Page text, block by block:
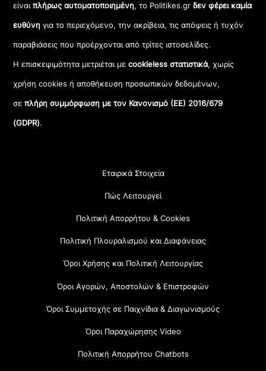
είναιπλήρως αυτοματοποιημένη, το Politikes.grδεν φέρει καμία
ευθύνη για το περιεχόμενο, την ακρίβεια, τις απόψεις ή τυχόν
παραβιάσεις που προέρχονται από τρίτες ιστοσελίδες.
Η επισκεψιμότητα μετριέται μεcookieless στατιστικά, χωρίς
χρήση cookies ή αποθήκευση προσωπικών δεδομένων,
σεπλήρη συμμόρφωση με τον Κανονισμό (ΕΕ) 2016/679
(GDPR).
Εταιρικά Στοιχεία
Πώς Λειτουργεί
Πολιτική Απορρήτου & Cookies
Πολιτική Πλουραλισμού και Διαφάνειας
Όροι Χρήσης και Πολιτική Λειτουργίας
Όροι Αγορών, Αποστολών & Επιστροφών
Όροι Συμμετοχής σε Παιχνίδια & Διαγωνισμούς
Όροι Παραχώρησης Video
Πολιτική Απορρήτου Chatbots